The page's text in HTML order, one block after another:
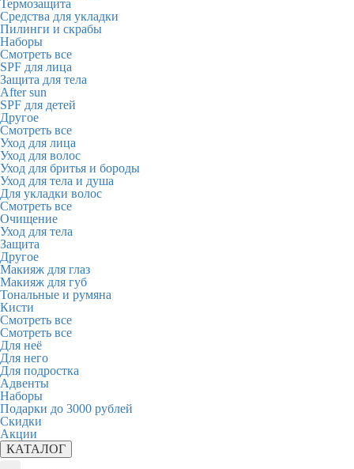
Термозащита
Средства для укладки
Пилинги и скрабы
Наборы
Смотреть все
SPF для лица
Защита для тела
After sun
SPF для детей
Другое
Смотреть все
Уход для лица
Уход для волос
Уход для бритья и бороды
Уход для тела и душа
Для укладки волос
Смотреть все
Очищение
Уход для тела
Защита
Другое
Макияж для глаз
Макияж для губ
Тональные и румяна
Кисти
Смотреть все
Смотреть все
Для неё
Для него
Для подростка
Адвенты
Наборы
Подарки до 3000 рублей
Скидки
Акции
КАТАЛОГ